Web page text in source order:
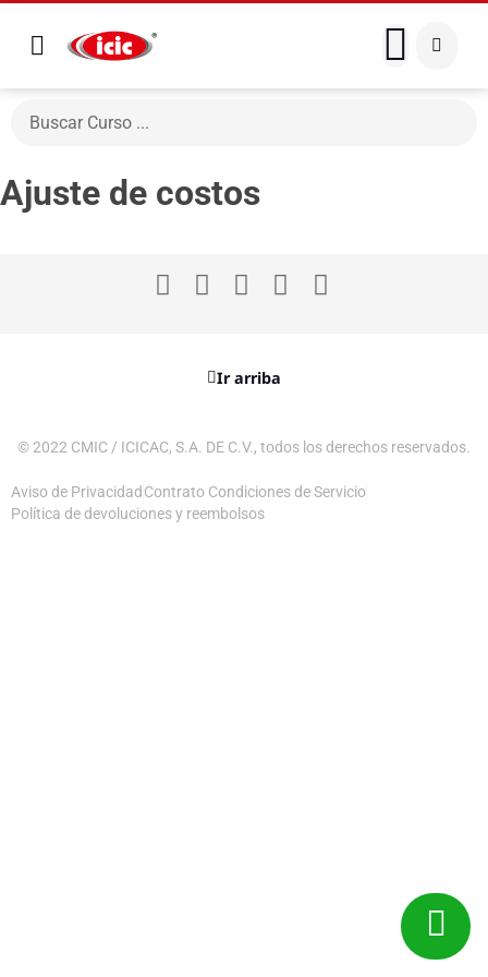
Ajuste de costos
Ir arriba
© 2022 CMIC / ICICAC, S.A. DE C.V., todos los derechos reservados.
Aviso de Privacidad Contrato Condiciones de Servicio
Política de devoluciones y reembolsos